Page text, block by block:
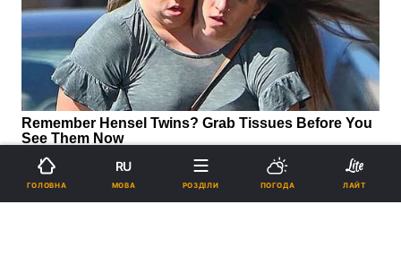
ГОЛОВНА
RU
МОВА РОЗДІЛИ ПОГОДА ЛАЙТ